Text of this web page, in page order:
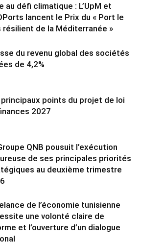
au défi climatique : L’UpM et
lancent le Prix du « Port le
résilient de la Méditerranée »
du revenu global des sociétés
de 4,2%
principaux points du projet de loi
2027
QNB pousuit l’exécution
de ses principales priorités
au deuxième trimestre
de l’économie tunisienne
une volonté claire de
et l’ouverture d’un dialogue